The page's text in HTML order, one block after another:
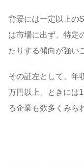
背景には一定以上の
は市場に出ず、特定
たりする傾向が強い
その証左として、年
万円以上、ときには
る企業も数多くみら